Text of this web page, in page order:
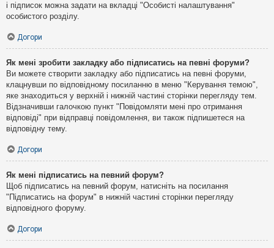
і підписок можна задати на вкладці "Особисті налаштування"
особистого розділу.
Догори
Як мені зробити закладку або підписатись на певні форуми?
Ви можете створити закладку або підписатись на певні форуми,
клацнувши по відповідному посиланню в меню "Керування темою",
яке знаходиться у верхній і нижній частині сторінки перегляду тем.
Відзначивши галочкою пункт "Повідомляти мені про отримання
відповіді" при відправці повідомлення, ви також підпишетеся на
відповідну тему.
Догори
Як мені підписатись на певний форум?
Щоб підписатись на певний форум, натисніть на посилання
"Підписатись на форум" в нижній частині сторінки перегляду
відповідного форуму.
Догори